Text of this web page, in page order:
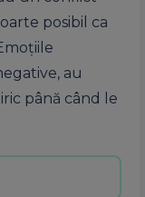
posibil ca
au
până când le